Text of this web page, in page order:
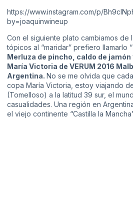
https://www.instagram.com/p/
by=joaquinwineup
Con el siguiente plato cambiamos de
tópicos al “maridar” prefiero llamarlo
Merluza de pincho, caldo de jamón
María Victoria de VERUM 2016
Argentina. No se me olvida que
copa María Victoria, estoy viajando
(Tomelloso) a la latitud 39 sur, el
casualidades. Una región en
el viejo continente “Castilla la